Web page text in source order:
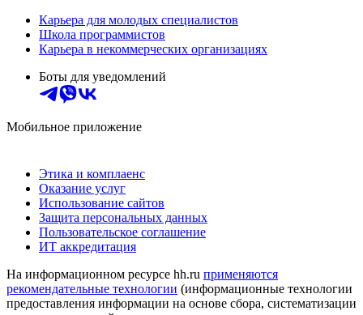
Карьера для молодых специалистов
Школа программистов
Карьера в некоммерческих организациях
Боты для уведомлений
Мобильное приложение
Этика и комплаенс
Оказание услуг
Использование сайтов
Защита персональных данных
Пользовательское соглашение
ИТ аккредитация
На информационном ресурсе hh.ru применяются
рекомендательные технологии (информационные технологии
предоставления информации на основе сбора, систематизации